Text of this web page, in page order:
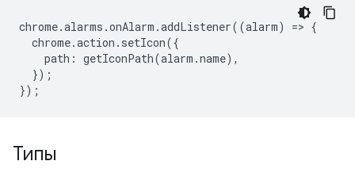
chrome.alarms .onAlarm .addListener((alarm) => {
chrome.action . setIcon({
path : getIconPath(alarm .name),
});
});
Типы